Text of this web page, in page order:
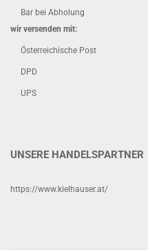
Bar bei Abholung
wir versenden mit:
Österreichische Post
DPD
UPS
UNSERE HANDELSPARTNER
https://www.kielhauser.at/